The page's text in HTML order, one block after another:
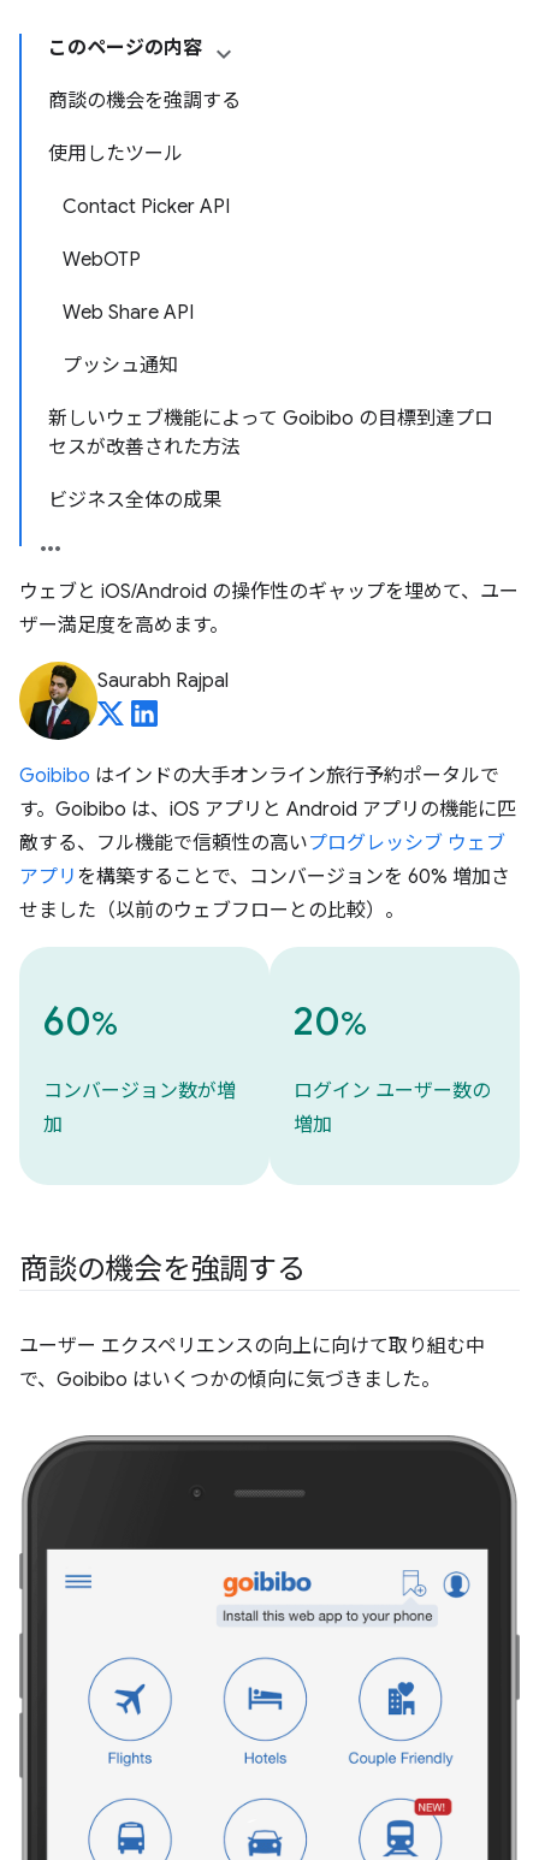
このページの内容
商談の機会を強調する
使用したツール
Contact Picker API
WebOTP
Web Share API
プッシュ通知
新しいウェブ機能によって Goibibo の目標到達プロ
セスが改善された方法
ビジネス全体の成果
ウェブと iOS/Android の操作性のギャップを埋めて、ユー
ザー満足度を高めます。
Saurabh Rajpal
Goibibo はインドの大手オンライン旅行予約ポータルで
す。Goibibo は、iOS アプリと Android アプリの機能に匹
敵する、フル機能で信頼性の高いプログレッシブ ウェブ
アプリ を構築することで、コンバージョンを 60% 増加さ
せました（以前のウェブフローとの比較）。
60%
コンバージョン数が増
加
20%
ログイン ユーザー数の
増加
商談の機会を強調する
ユーザー エクスペリエンスの向上に向けて取り組む中
で、Goibibo はいくつかの傾向に気づきました。